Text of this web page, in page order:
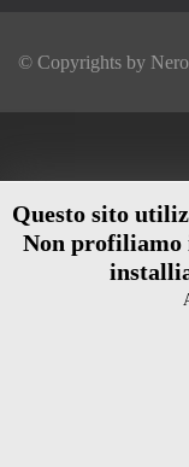
Questo sito
Non profiliamo
© Copyrights by